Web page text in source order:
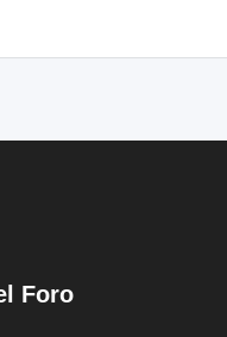
Foro